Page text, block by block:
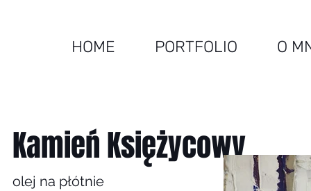
HOME PORTFOLIO O
Kamień Księżycowy
olej na płótnie